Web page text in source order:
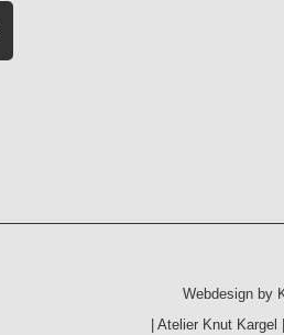
Webdesign by
|Atelier Knut Kargel